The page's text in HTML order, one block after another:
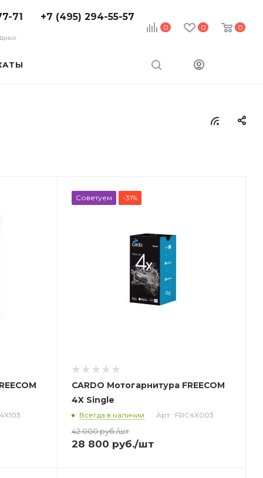
0 0 0
71 +7 (495) 294-55-57
Советуем -31%
CARDO Мотогарнитура FREECOM
4X Single
Всегда в наличии Арт.: FRC4X003
42 000руб./шт
28 800 руб./шт